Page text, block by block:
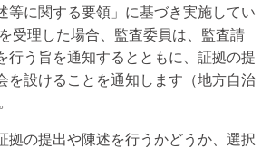
等に関する要領」に基づき実施してい
受理した場合、監査委員は、監査請
行う旨を通知するとともに、証拠の提
を設けることを通知します（地方自治
の提出や陳述を行うかどうか、選択